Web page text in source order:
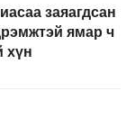
заяагдсан
ямар ч
хүн